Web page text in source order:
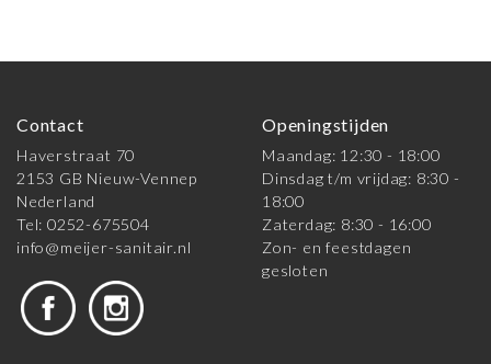
Contact
Haverstraat 70
2153 GB Nieuw-Vennep
Nederland
Tel: 0252-675504
info@meijer-sanitair.nl
Openingstijden
Maandag: 12:30 - 18:00
Dinsdag t/m vrijdag: 8:30 -
18:00
Zaterdag: 8:30 - 16:00
Zon- en feestdagen
gesloten